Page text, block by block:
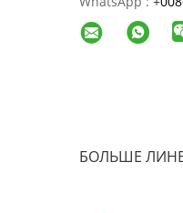
БОЛЬШЕ